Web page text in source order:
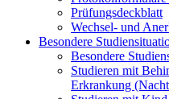
Prüfungsdeckblatt
Wechsel- und
Besondere
Besondere
Studieren mit
Erkrankung